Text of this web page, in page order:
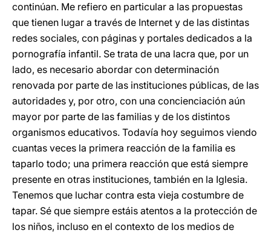
continúan. Me refiero en particular a las propuestas
que tienen lugar a través de Internet y de las distintas
redes sociales, con páginas y portales dedicados a la
pornografía infantil. Se trata de una lacra que, por un
lado, es necesario abordar con determinación
renovada por parte de las instituciones públicas, de las
autoridades y, por otro, con una concienciación aún
mayor por parte de las familias y de los distintos
organismos educativos. Todavía hoy seguimos viendo
cuantas veces la primera reacción de la familia es
taparlo todo; una primera reacción que está siempre
presente en otras instituciones, también en la Iglesia.
Tenemos que luchar contra esta vieja costumbre de
tapar. Sé que siempre estáis atentos a la protección de
los niños, incluso en el contexto de los medios de